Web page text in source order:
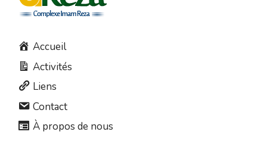
Accueil
Activités
Liens
Contact
À propos de nous